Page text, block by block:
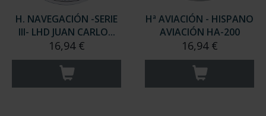
H. NAVEGACIÓN -SERIE
III- LHD JUAN CARLO...
16,94 €
Hª AVIACIÓN - HISPANO
AVIACIÓN HA-200
16,94 €